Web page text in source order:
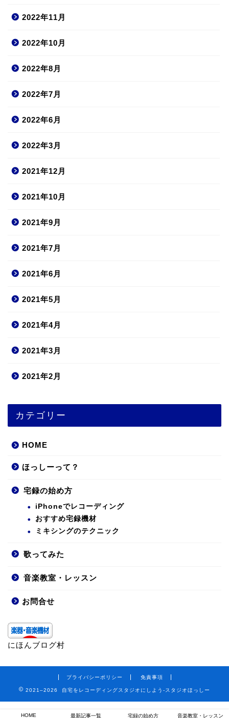
2022年11月
2022年10月
2022年8月
2022年7月
2022年6月
2022年3月
2021年12月
2021年10月
2021年9月
2021年7月
2021年6月
2021年5月
2021年4月
2021年3月
2021年2月
カテゴリー
HOME
ほっしーって？
宅録の始め方
iPhoneでレコーディング
おすすめ宅録機材
ミキシングのテクニック
歌ってみた
音楽教室・レッスン
お問合せ
にほんブログ村
プライバシーポリシー 免責事項
2021–2026 自宅をレコーディングスタジオにしよう-スタジオほっしー
HOME 最新記事一覧 宅録の始め方 音楽教室・レッスン